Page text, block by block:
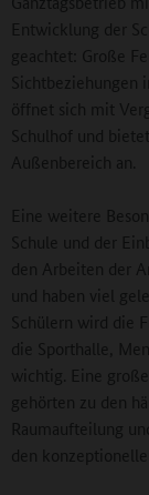
Entwicklung der
geachtet: Große
Sichtbeziehungen
öffnet sich mit
Schulhof und
Außenbereich an.
Eine weitere
Schule und der
den Arbeiten der
und haben viel
Schülern wird die
die Sporthalle,
wichtig. Eine
gehörten zu den
Raumaufteilung
den